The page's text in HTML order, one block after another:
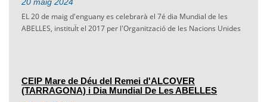
EL 20 de maig d'enguany es celebrarà el 7é dia Mundial de les
ABELLES, instituÏt el 2017 per l'Organització de les Nacions Unides
CEIP Mare de Déu del Remei d'ALCOVER
(TARRAGONA) i Dia Mundial De Les ABELLES